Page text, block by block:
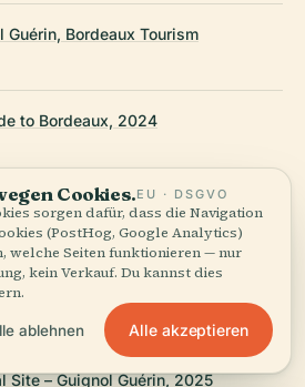
Guérin, Bordeaux Tourism
to Bordeaux, 2024
Bordeaux, 2024
Guide, 2025
Site – Guignol Guérin, 2025
Cookies.EU · DSGVO
sorgen dafür, dass die Navigation
(PostHog, Google Analytics)
welche Seiten funktionieren — nur
kein Verkauf. Du kannst dies
ablehnen Alle akzeptieren